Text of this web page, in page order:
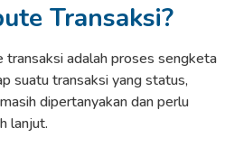
Transaksi?
transaksi adalah proses sengketa
suatu transaksi yang status,
dipertanyakan dan perlu
lanjut.